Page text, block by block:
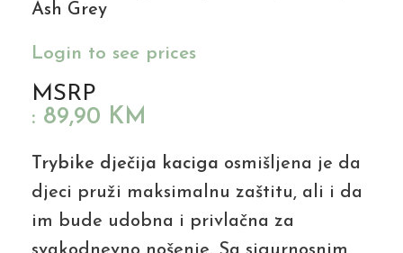
Ash Grey
Login to see prices
MSRP
: 89,90 KM
Trybike dječija kaciga osmišljena je da
djeci pruži maksimalnu zaštitu, ali i da
im bude udobna i privlačna za